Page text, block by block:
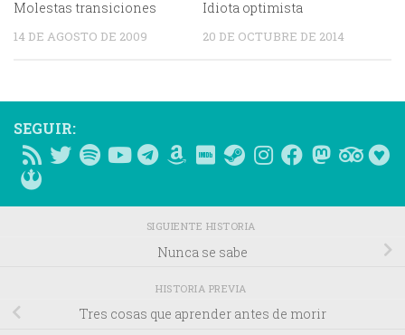
Molestas transiciones
14 DE AGOSTO DE 2009
Idiota optimista
20 DE OCTUBRE DE 2014
SEGUIR:
SIGUIENTE HISTORIA
Nunca se sabe
HISTORIA PREVIA
Tres cosas que aprender antes de morir